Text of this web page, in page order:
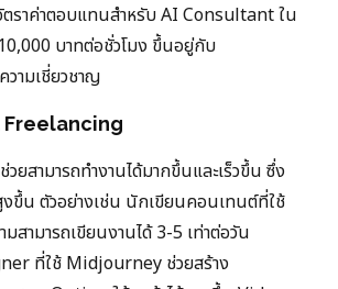
ราค่าตอบแทนสำหรับ AI Consultant ใน
บาทต่อชั่วโมง ขึ้นอยู่กับ
วามเชี่ยวชาญ
ยสามารถทำงานได้มากขึ้นและเร็วขึ้น ซึ่ง
งขึ้น ตัวอย่างเช่น นักเขียนคอนเทนต์ที่ใช้
สามารถเขียนงานได้ 3-5 เท่าต่อวัน
ที่ใช้ Midjourney ช่วยสร้าง